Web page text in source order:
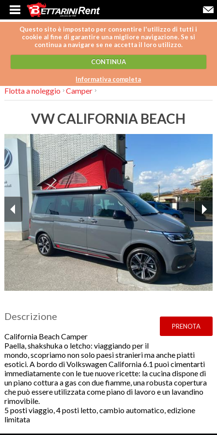
Questo sito è impostato per consentire l'utilizzo di tutti i
cookie al fine di garantire una migliore navigazione. Se si
continua a navigare se ne accetta il loro utilizzo.
CONTINUA
Informativa completa
Flotta a noleggio Camper
VW CALIFORNIA BEACH
PRENOTA
Descrizione
California Beach Camper
Paella, shakshuka o letcho: viaggiando per il
mondo, scopriamo non solo paesi stranieri ma anche piatti
esotici. A bordo di Volkswagen California 6.1 puoi cimentarti
immediatamente con le tue nuove ricette: la cucina dispone di
un piano cottura a gas con due fiamme, una robusta copertura
che può essere utilizzata come piano di lavoro e un lavandino
rimovibile.
5 posti viaggio, 4 posti letto, cambio automatico, edizione
limitata